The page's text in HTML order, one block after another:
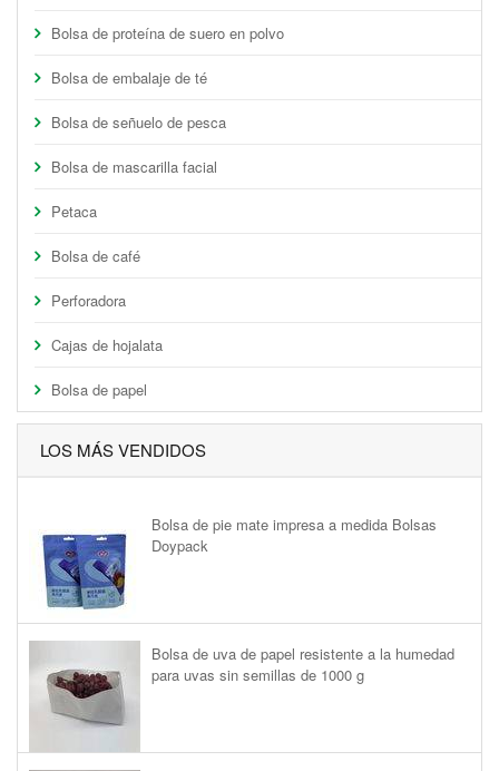
Bolsa de proteína de suero en polvo
Bolsa de embalaje de té
Bolsa de señuelo de pesca
Bolsa de mascarilla facial
Petaca
Bolsa de café
Perforadora
Cajas de hojalata
Bolsa de papel
LOS MÁS VENDIDOS
Bolsa de pie mate impresa a medida Bolsas
Doypack
Bolsa de uva de papel resistente a la humedad
para uvas sin semillas de 1000 g